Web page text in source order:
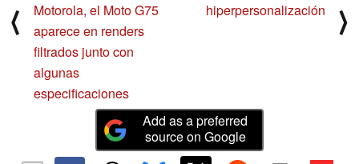
⟨
Motorola, el Moto G75
aparece en renders
filtrados junto con
algunas
especificaciones
hiperpersonalización
⟩
Add as a preferred
source on Google